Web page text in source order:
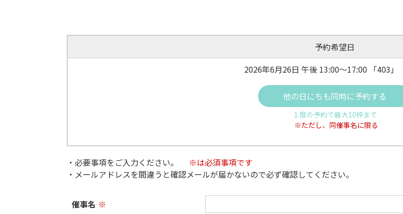
予約希望日
2026年6月26日 午後 13:00～17:00 「403」
他の日にちも同時に予約する
１度の予約で最大10枠まで
※ただし、同催事名に限る
・必要事項をご入力ください。
※は必須事項です
・メールアドレスを間違うと確認メールが届かないので必ず確認してください。
催事名 ※